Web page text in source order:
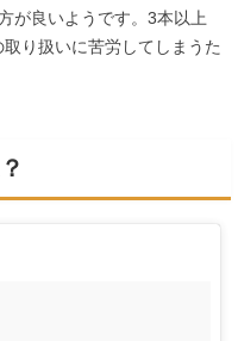
が良いようです。3本以上
り扱いに苦労してしまうた